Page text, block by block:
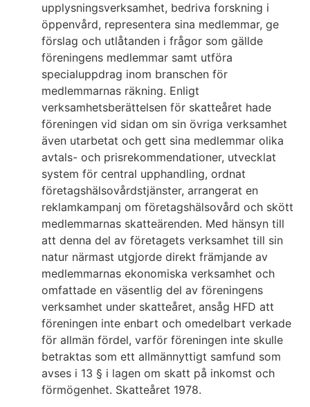
upplysningsverksamhet, bedriva forskning i
öppenvård, representera sina medlemmar, ge
förslag och utlåtanden i frågor som gällde
föreningens medlemmar samt utföra
specialuppdrag inom branschen för
medlemmarnas räkning. Enligt
verksamhetsberättelsen för skatteåret hade
föreningen vid sidan om sin övriga verksamhet
även utarbetat och gett sina medlemmar olika
avtals- och prisrekommendationer, utvecklat
system för central upphandling, ordnat
företagshälsovårdstjänster, arrangerat en
reklamkampanj om företagshälsovård och skött
medlemmarnas skatteärenden. Med hänsyn till
att denna del av företagets verksamhet till sin
natur närmast utgjorde direkt främjande av
medlemmarnas ekonomiska verksamhet och
omfattade en väsentlig del av föreningens
verksamhet under skatteåret, ansåg HFD att
föreningen inte enbart och omedelbart verkade
för allmän fördel, varför föreningen inte skulle
betraktas som ett allmännyttigt samfund som
avses i 13 § i lagen om skatt på inkomst och
förmögenhet. Skatteåret 1978.